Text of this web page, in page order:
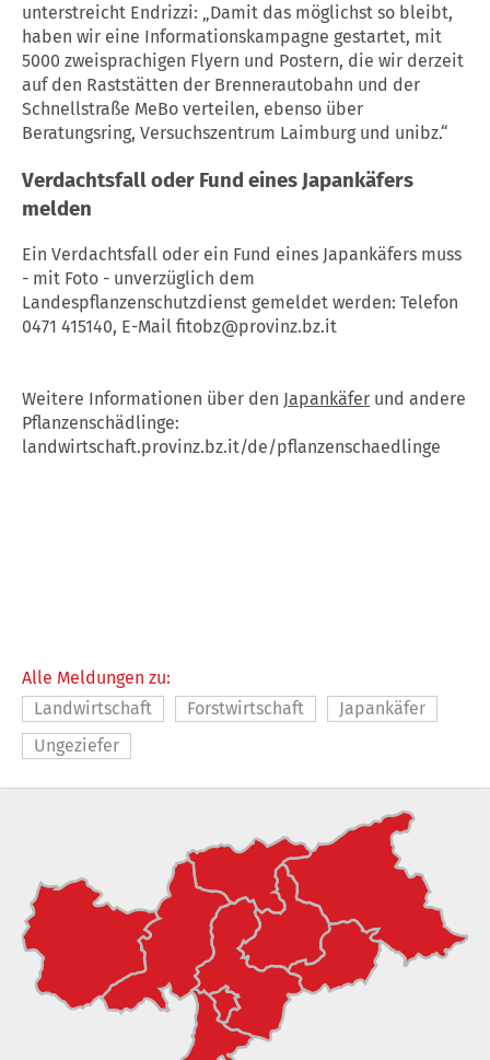
unterstreicht Endrizzi: „Damit das möglichst so bleibt,
haben wir eine Informationskampagne gestartet, mit
5000 zweisprachigen Flyern und Postern, die wir derzeit
auf den Raststätten der Brennerautobahn und der
Schnellstraße MeBo verteilen, ebenso über
Beratungsring, Versuchszentrum Laimburg und unibz.“
Verdachtsfall oder Fund eines Japankäfers
melden
Ein Verdachtsfall oder ein Fund eines Japankäfers muss
- mit Foto - unverzüglich dem
Landespflanzenschutzdienst gemeldet werden: Telefon
0471 415140, E-Mail fitobz@provinz.bz.it
Weitere Informationen über den Japankäfer und andere
Pflanzenschädlinge:
landwirtschaft.provinz.bz.it/de/pflanzenschaedlinge
Alle Meldungen zu:
Landwirtschaft
Forstwirtschaft
Japankäfer
Ungeziefer